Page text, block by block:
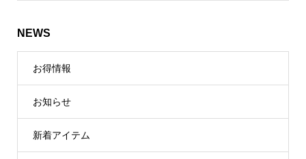
NEWS
お得情報
お知らせ
新着アイテム